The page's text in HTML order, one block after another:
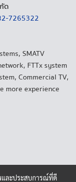
ด
7265322
SMATV
FTTx system
Commercial TV,
more experience
และประสบการณ์ที่ดี